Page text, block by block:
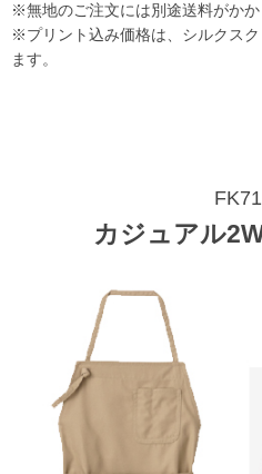
※無地のご注文には別途送料がかか
※プリント込み価格は、シルクス
ます。
カジュアル